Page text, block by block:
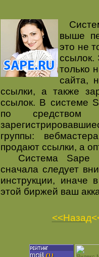
выше
это не
ссылок.
только
сайта,
ссылки, а также
ссылок. В системе
по средством
группы:
продают ссылки, а
Система Sape
сначала следует
инструкции, иначе
этой биржей ваш
<<Назад